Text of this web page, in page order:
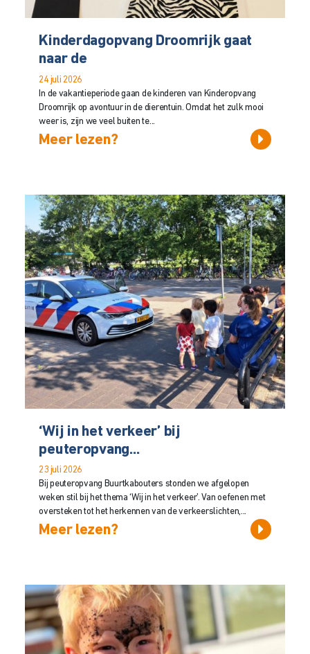
Kinderdagopvang Droomrijk gaat
naar de
24 juli 2026
In de vakantieperiode gaan de kinderen van Kinderopvang
Droomrijk op avontuur in de dierentuin. Omdat het zulk mooi
weer is, zijn we veel buiten te...
Meer lezen?
‘Wij in het verkeer’ bij
peuteropvang...
23 juli 2026
Bij peuteropvang Buurtkabouters stonden we afgelopen
weken stil bij het thema ‘Wij in het verkeer’. Van oefenen met
oversteken tot het herkennen van de verkeerslichten,...
Meer lezen?